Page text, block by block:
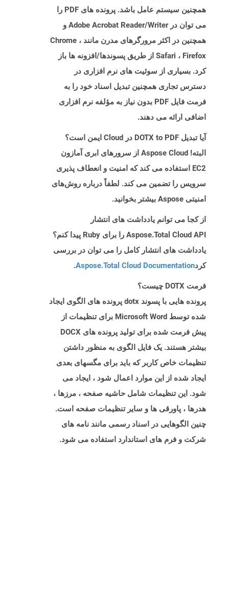
همچنین سیستم عامل باشد. پرونده های PDF را
می توان در Adobe Acrobat Reader/Writer و
همچنین در اکثر مرورگرهای مدرن مانند Chrome ،
Safari ، Firefox از طریق پسوندها/افزونه ها باز
کرد. بسیاری از سوئیت های نرم افزاری در
دسترس تجاری همچنین تبدیل اسناد خود را به
فرمت فایل PDF بدون نیاز به مؤلفه نرم افزاری
اضافی ارائه می دهند.
آیا تبدیل DOTX to PDF در Cloud ایمن است؟
البته! Aspose Cloud از سرورهای ابری آمازون
EC2 استفاده می کند که امنیت و انعطاف پذیری
سرویس را تضمین می کند. لطفاً درباره روش‌های
امنیتی Aspose بیشتر بخوانید.
از کجا می توانم یادداشت های انتشار
Aspose.Total Cloud API را برای Ruby پیدا کنم؟
یادداشت های انتشار کامل را می توان در بررسی
کردAspose.Total Cloud Documentation
.
فرمت DOTX چیست؟
پرونده هایی با پسوند dotx پرونده های الگوی ایجاد
شده توسط Microsoft Word برای تنظیمات از
پیش فرمت شده برای تولید پرونده های DOCX
بیشتر هستند. یک فایل الگوی به منظور داشتن
تنظیمات خاص کاربر که باید برای مگسهای بعدی
ایجاد شده از این موارد اعمال شود ، ایجاد می
شود. این تنظیمات شامل حاشیه صفحه ، مرزها ،
هدرها ، پاورقی ها و سایر تنظیمات صفحه است.
چنین الگوهایی در اسناد رسمی مانند نامه های
شرکت و فرم های استاندارد استفاده می شود.